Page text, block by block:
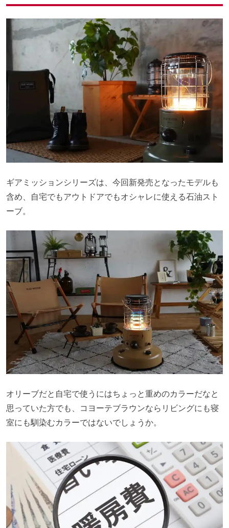
ギアミッションシリーズは、今回新発売となったモデルも
含め、自宅でもアウトドアでもオシャレに使える石油スト
ーブ。
オリーブだと自宅で使うにはちょっと重めのカラーだなと
思っていた方でも、コヨーテブラウンならリビングにも寝
室にも馴染むカラーではないでしょうか。